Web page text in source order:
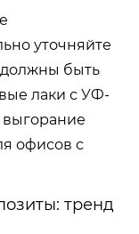
уточняйте
должны быть
лаки с УФ-
офисов с
тренд